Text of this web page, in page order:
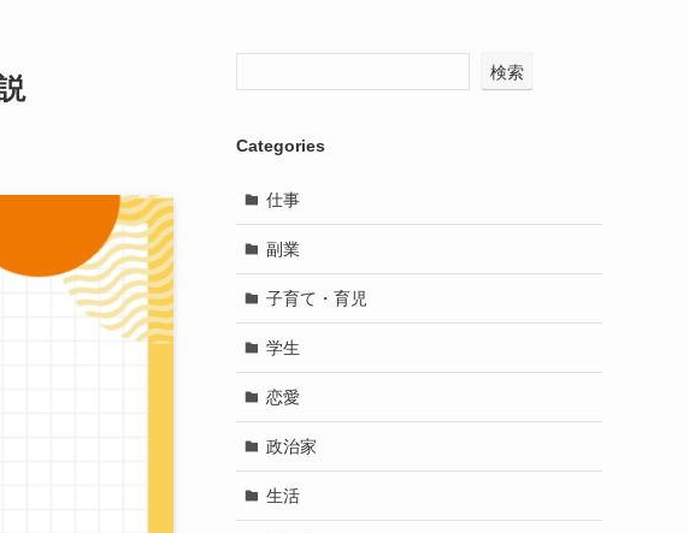
検索
Categories
仕事
副業
子育て・育児
学生
恋愛
政治家
生活